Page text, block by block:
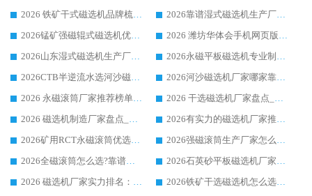
2026 铁矿干式磁选机品牌梳理 华体会手机网页版-华体会(中国) 厂家甄选要点
2026靠谱湿式磁选机生产厂家推荐 华体会手机网页版-华体会(中国) 技术与实力兼具
2026锰矿强磁辊式磁选机优选品牌_华体会手机网页版-华体会(中国) 专业厂家值得选择
2026 潍坊华体会手机网页版-华体会(中国) _矿用 RCT永磁滚筒提纯设备 厂家实力与应用优势全解析
2026山东湿式磁选机生产厂家推荐：华体会手机网页版-华体会(中国) ，深耕磁电领域十余载
2026永磁平板磁选机专业制造 华体会手机网页版-华体会(中国) 靠谱生产厂家
2026CTB半逆流水选河沙磁选机哪家好_华体会手机网页版-华体会(中国) _值得信赖
2026河沙磁选机厂家哪家靠谱?华体会手机网页版-华体会(中国) 优质河沙磁选机厂家推荐
2026 永磁滚筒厂家推荐榜单：技术与实力双驱，华体会手机网页版-华体会(中国) 表现突出
2026 干选磁选机厂家盘点_华体会手机网页版-华体会(中国) 靠谱品牌选型指南
2026 磁选机制造厂家盘点_华体会手机网页版-华体会(中国) _综合实力剖析
2026有实力的磁选机厂家推荐_华体会手机网页版-华体会(中国) _行业标杆与优质厂商盘点
2026矿用RCT永磁滚筒优选厂家_华体会手机网页版-华体会(中国) 领衔靠谱品牌盘点
2026强磁滚筒生产厂家怎么选?行业口碑推荐华体会手机网页版-华体会(中国)
2026全磁滚筒怎么选?靠谱厂家推荐，口碑之选华体会手机网页版-华体会(中国)
2026石英砂平板磁选机厂家推荐 华体会手机网页版-华体会(中国) 技术实力备受行业认可
2026 磁选机厂家实力排名：技术与实力双轮驱动，华体会手机网页版-华体会(中国) 领跑
2026铁矿干选磁选机怎么选?源头厂家华体会手机网页版-华体会(中国) ，用实力说话